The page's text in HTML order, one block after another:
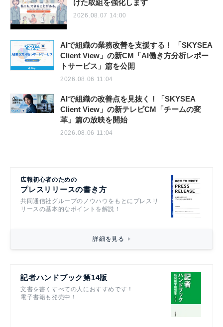
けた取組を強化します
2026.08.07 14:00
AIで組織の業務改善を支援する！ 「SKYSEA
Client View」の新CM「AI働き方分析レポー
トサービス」篇を公開
2026.08.06 11:04
AIで組織の改善点を見抜く！「SKYSEA
Client View」の新テレビCM「チームの変
革」篇の放映を開始
2026.08.06 11:04
広報初心者のための
プレスリリースの書き方
共同通信社グループのノウハウをもとにプレスリ
リースの基本的なポイントを解説！
詳細を見る
記者ハンドブック第14版
文書を書くすべての人におすすめです！
電子書籍も発売中！